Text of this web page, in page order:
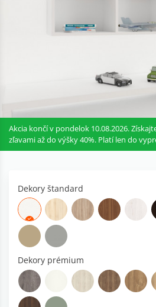
Akcia končí v pondelok 10.08.2026.
zľavami až do výšky 40%. Platí len do
Dekory štandard
Dekory prémium